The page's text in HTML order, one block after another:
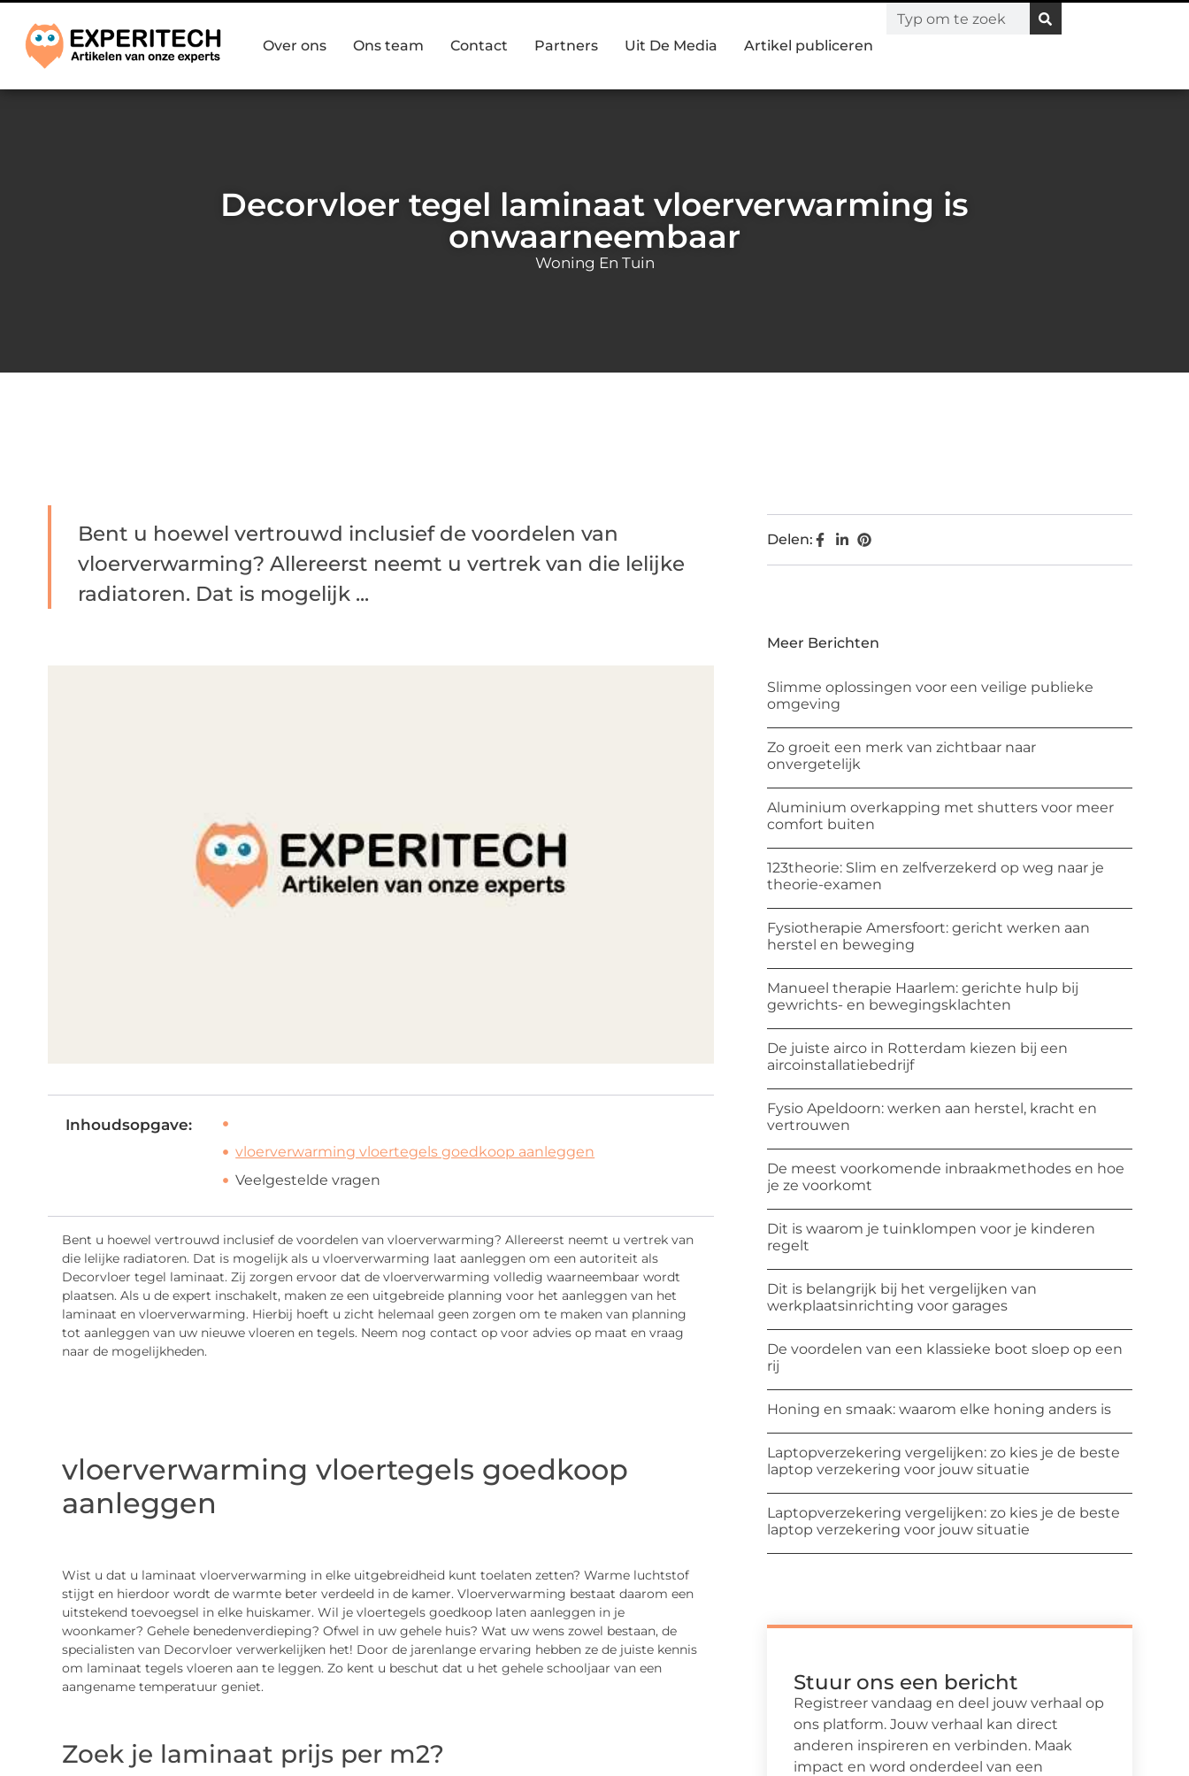
Over ons Ons team Contact Partners Uit De Media Artikel publiceren
Decorvloer tegel laminaat vloerverwarming is
onwaarneembaar
Woning En Tuin
Bent u hoewel vertrouwd inclusief de voordelen van
vloerverwarming? Allereerst neemt u vertrek van die lelijke
radiatoren. Dat is mogelijk ...
Inhoudsopgave:
vloerverwarming vloertegels goedkoop aanleggen
Veelgestelde vragen
Bent u hoewel vertrouwd inclusief de voordelen van vloerverwarming? Allereerst neemt u vertrek van
die lelijke radiatoren. Dat is mogelijk als u vloerverwarming laat aanleggen om een autoriteit als
Decorvloer tegel laminaat. Zij zorgen ervoor dat de vloerverwarming volledig waarneembaar wordt
plaatsen. Als u de expert inschakelt, maken ze een uitgebreide planning voor het aanleggen van het
laminaat en vloerverwarming. Hierbij hoeft u zicht helemaal geen zorgen om te maken van planning
tot aanleggen van uw nieuwe vloeren en tegels. Neem nog contact op voor advies op maat en vraag
naar de mogelijkheden.
vloerverwarming vloertegels goedkoop
aanleggen
Wist u dat u laminaat vloerverwarming in elke uitgebreidheid kunt toelaten zetten? Warme luchtstof
stijgt en hierdoor wordt de warmte beter verdeeld in de kamer. Vloerverwarming bestaat daarom een
uitstekend toevoegsel in elke huiskamer. Wil je vloertegels goedkoop laten aanleggen in je
woonkamer? Gehele benedenverdieping? Ofwel in uw gehele huis? Wat uw wens zowel bestaan, de
specialisten van Decorvloer verwerkelijken het! Door de jarenlange ervaring hebben ze de juiste kennis
om laminaat tegels vloeren aan te leggen. Zo kent u beschut dat u het gehele schooljaar van een
aangename temperatuur geniet.
Zoek je laminaat prijs per m2?
Delen:
Meer Berichten
Slimme oplossingen voor een veilige publieke
omgeving
Zo groeit een merk van zichtbaar naar
onvergetelijk
Aluminium overkapping met shutters voor meer
comfort buiten
123theorie: Slim en zelfverzekerd op weg naar je
theorie-examen
Fysiotherapie Amersfoort: gericht werken aan
herstel en beweging
Manueel therapie Haarlem: gerichte hulp bij
gewrichts- en bewegingsklachten
De juiste airco in Rotterdam kiezen bij een
aircoinstallatiebedrijf
Fysio Apeldoorn: werken aan herstel, kracht en
vertrouwen
De meest voorkomende inbraakmethodes en hoe
je ze voorkomt
Dit is waarom je tuinklompen voor je kinderen
regelt
Dit is belangrijk bij het vergelijken van
werkplaatsinrichting voor garages
De voordelen van een klassieke boot sloep op een
rij
Honing en smaak: waarom elke honing anders is
Laptopverzekering vergelijken: zo kies je de beste
laptop verzekering voor jouw situatie
Laptopverzekering vergelijken: zo kies je de beste
laptop verzekering voor jouw situatie
Stuur ons een bericht
Registreer vandaag en deel jouw verhaal op
ons platform. Jouw verhaal kan direct
anderen inspireren en verbinden. Maak
impact en word onderdeel van een